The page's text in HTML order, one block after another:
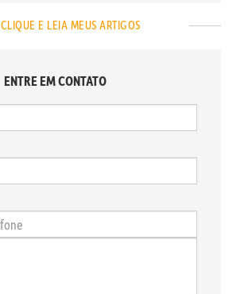
CLIQUE E LEIA MEUS ARTIGOS
ENTRE EM CONTATO